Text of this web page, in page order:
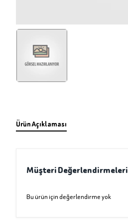
Ürün Açıklaması
Müşteri Değerlendirmeleri
Bu ürün için değerlendirme yok